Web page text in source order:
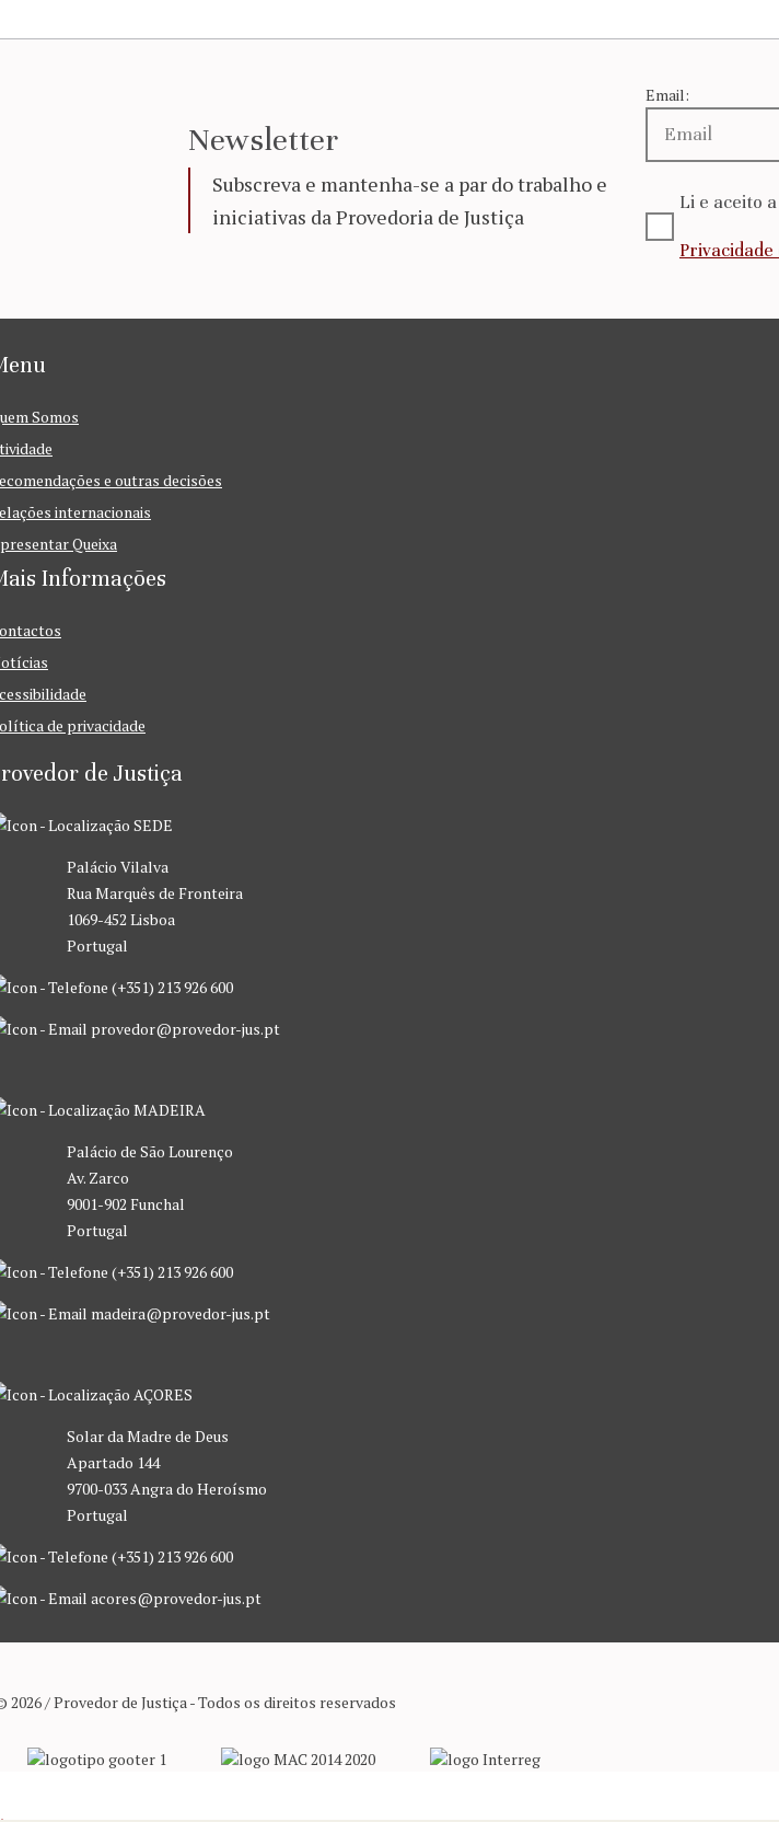
Newsletter
Subscreva e mantenha-se a par do trabalho e
iniciativas da Provedoria de Justiça
Email:
Li e aceito a
Somos
e outras decisões
internacionais
Queixa
Informações
de privacidade
de Justiça
SEDE
Palácio Vilalva
Rua Marquês de Fronteira
1069-452 Lisboa
Portugal
(+351) 213 926 600
provedor@provedor-jus.pt
MADEIRA
Palácio de São Lourenço
Av. Zarco
9001-902 Funchal
Portugal
(+351) 213 926 600
madeira@provedor-jus.pt
AÇORES
Solar da Madre de Deus
Apartado 144
9700-033 Angra do Heroísmo
Portugal
(+351) 213 926 600
acores@provedor-jus.pt
2026 / Provedor de Justiça - Todos os direitos reservados